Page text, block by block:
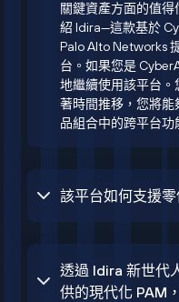
關鍵資產方面的值
紹 Idira—這款基於
Palo Alto Networks
台。如果您是
地繼續使用該平台
著時間推移，您將能
品組合中的跨平台功
該平台如何支援零
透過 Idira 新世代
供的現代化 PAM